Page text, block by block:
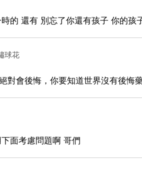
的 還有 別忘了你還有孩子 你的孩
球花
對會後悔，你要知道世界沒有後悔
面考慮問題啊 哥們